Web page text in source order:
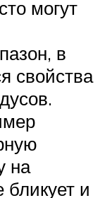
могут
в
свойства
на
бликует и